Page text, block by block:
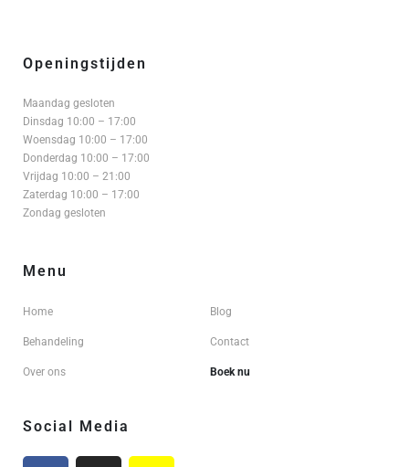
Openingstijden
Maandag gesloten
Dinsdag 10:00 – 17:00
Woensdag 10:00 – 17:00
Donderdag 10:00 – 17:00
Vrijdag 10:00 – 21:00
Zaterdag 10:00 – 17:00
Zondag gesloten
Menu
Home
Behandeling
Over ons
Blog
Contact
Boek nu
Social Media